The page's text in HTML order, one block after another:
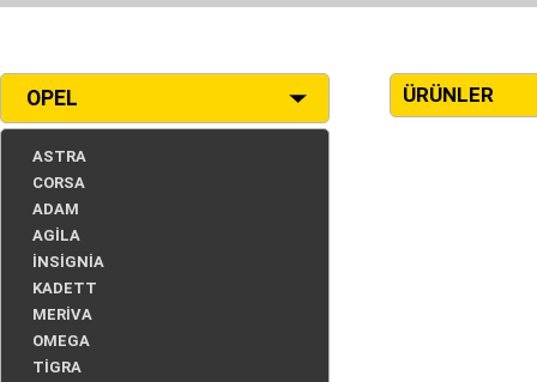
OPEL
ASTRA
CORSA
ADAM
AGİLA
İNSİGNİA
KADETT
MERİVA
OMEGA
TİGRA
ÜRÜNLER